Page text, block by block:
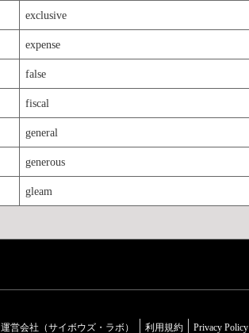
exclusive
expense
false
fiscal
general
generous
gleam
運営会社（サイボウズ・ラボ） 利用規約 Privacy Policy